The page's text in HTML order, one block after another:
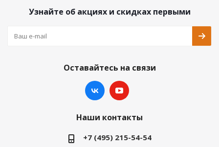
Узнайте об акциях и скидках первыми
Оставайтесь на связи
Наши контакты
+7 (495) 215-54-54